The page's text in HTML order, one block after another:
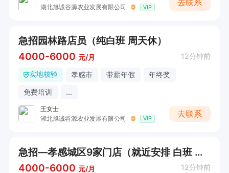
湖北旭诚谷源农业发展有限公司
VIP
去联系
急招园林路店员（纯白班 周天休）
4000-6000 元/月 12分钟前
实地核验 孝感市 带薪年假
年终奖
免费培训
...
王女士
湖北旭诚谷源农业发展有限公司
VIP
去联系
急招—孝感城区9家门店（就近安排 白班 周天休）
4000-6000 元/月 12分钟前